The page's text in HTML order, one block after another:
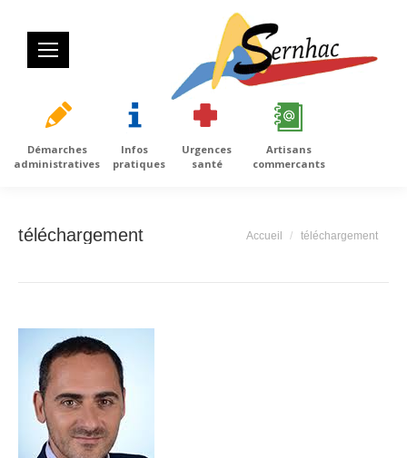
Démarches
administratives
Infos
pratiques
Urgences
santé
Artisans
commercants
téléchargement Vous êtes ici :
Accueil téléchargement